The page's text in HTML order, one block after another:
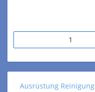
Ausrüstung Reinigung